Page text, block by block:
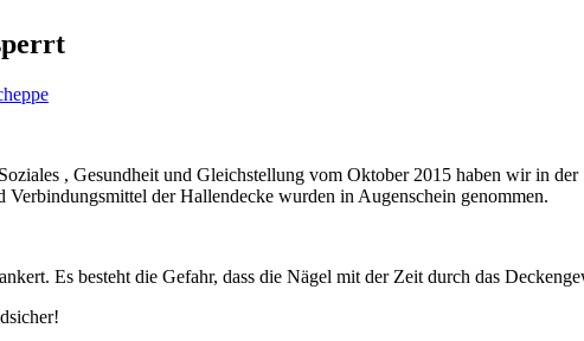
, Gesundheit und Gleichstellung vom Oktober 2015 haben wir in
der Hallendecke wurden in Augenschein genommen.
Es besteht die Gefahr, dass die Nägel mit der Zeit durch das